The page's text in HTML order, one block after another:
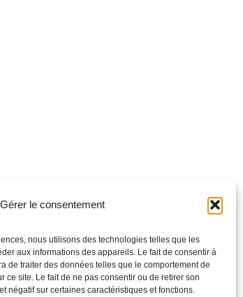
Gérer le consentement
nous utilisons des technologies telles que les
aux informations des appareils. Le fait de consentir à
de traiter des données telles que le comportement de
ce site. Le fait de ne pas consentir ou de retirer son
négatif sur certaines caractéristiques et fonctions.